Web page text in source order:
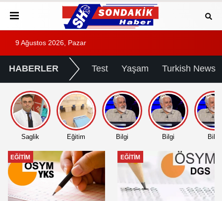
9 Ağustos 2026, Pazar
HABERLER Test Yaşam Turkish News
Saglik Eğitim Bilgi Bilgi Bilgi
EĞITIM EĞITIM